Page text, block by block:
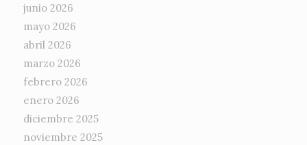
junio 2026
mayo 2026
abril 2026
marzo 2026
febrero 2026
enero 2026
diciembre 2025
noviembre 2025